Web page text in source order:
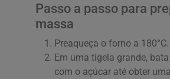
Passo a passo para
massa
Preaqueça o forno a 180°C.
Em uma tigela grande,
com o açúcar até obter